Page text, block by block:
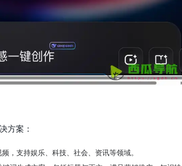
方案：
支持娱乐、科技、社会、资讯等领域。